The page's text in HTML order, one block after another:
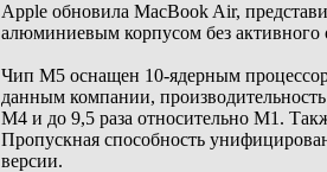
Apple обновила MacBook Air,
алюминиевым корпусом без
Чип M5 оснащен 10-ядерным
данным компании,
M4 и до 9,5 раза относительно M1.
Пропускная способность
версии.